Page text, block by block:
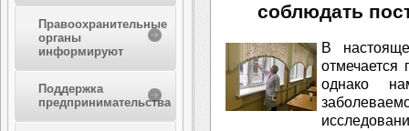
Правоохранительные
органы
информируют
Поддержка
предпринимательства
соблюдать
В
однако